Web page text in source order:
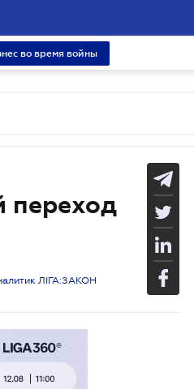
во время войны
переход
ЛІГА:ЗАКОН